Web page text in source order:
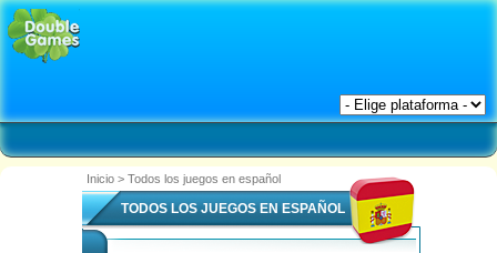
Inicio > Todos los juegos en español
TODOS LOS JUEGOS EN ESPAÑOL